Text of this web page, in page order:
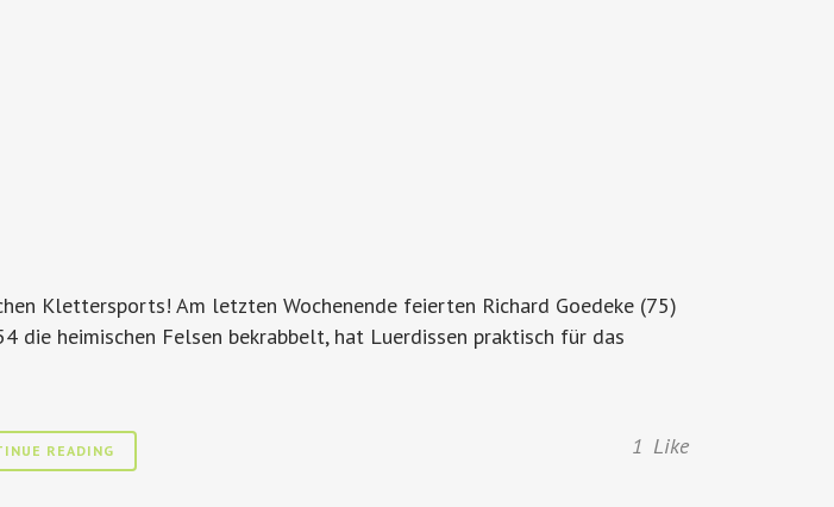
Klettersports! Am letzten Wochenende feierten Richard Goedeke (75)
die heimischen Felsen bekrabbelt, hat Luerdissen praktisch für das
READING 1 Like